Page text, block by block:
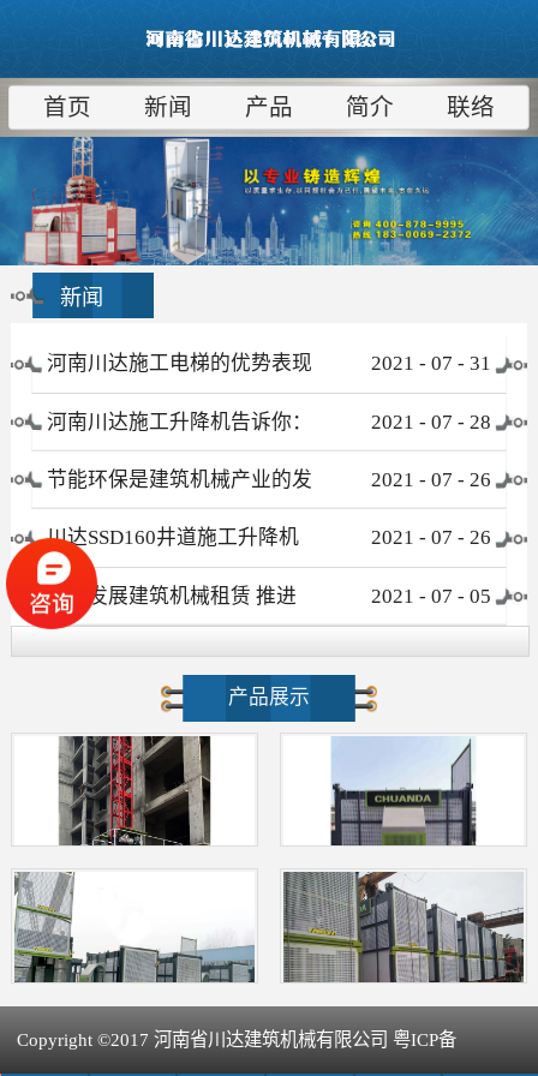
首页 新闻 产品 简介 联络
新闻
河南川达施工电梯的优势表现
在哪些方面
2021 - 07 - 31
河南川达施工升降机告诉你：
为什么租赁比采购更合算
2021 - 07 - 28
节能环保是建筑机械产业的发
展趋势
2021 - 07 - 26
川达SSD160井道施工升降机
介绍
2021 - 07 - 26
大力发展建筑机械租赁 推进
新型建筑工业化进程
2021 - 07 - 05
产品展示
Copyright ©2017 河南省川达建筑机械有限公司 粤ICP备